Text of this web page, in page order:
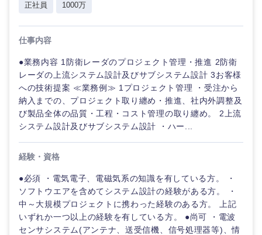
正社員
1000万
仕事内容
●業務内容 1防衛レーダのプロジェクト管理・推進 2防衛
レーダの上流システム設計及びサブシステム設計 3お客様
への技術提案 ≪業務例≫ 1プロジェクト管理 ・受注から
納入までの、プロジェクト取り纏め・推進、社内外調整及
び製品全体の品質・工程・コスト管理の取り纏め。 2上流
システム設計及びサブシステム設計 ・ハー...
経験・資格
●必須 ・電気電子、電磁気系の知識を有している方。 ・
ソフトウエアを含めてシステム設計の経験がある方。 ・
中～大規模プロジェクトに携わった経験のある方。 上記
いずれか一つ以上の経験を有している方。 ●尚可 ・電波
センサシステム(アンテナ、送受信機、信号処理器等)、情